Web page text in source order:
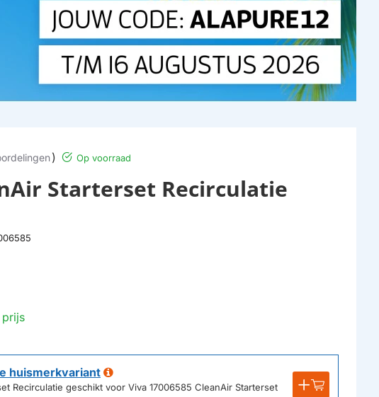
Starterset Recirculatie
) Op voorraad
huismerkvariant
Recirculatie geschikt voor Viva 17006585 CleanAir Starterset